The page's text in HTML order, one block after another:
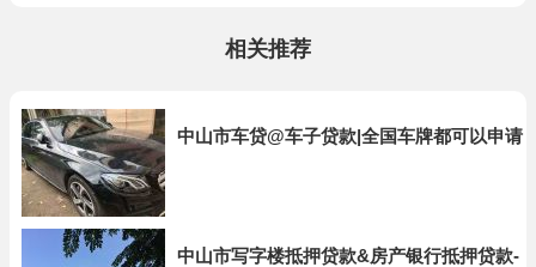
相关推荐
中山市车贷@车子贷款|全国车牌都可以申请
中山市写字楼抵押贷款&房产银行抵押贷款-